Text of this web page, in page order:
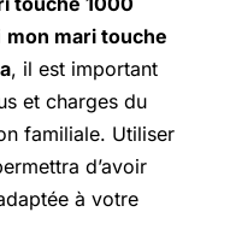
mon mari touche
, il est important
et charges du
familiale. Utiliser
d’avoir
à votre